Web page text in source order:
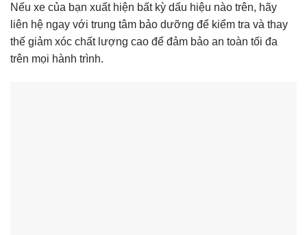
Nếu xe của bạn xuất hiện bất kỳ dấu hiệu nào trên, hãy
liên hệ ngay với trung tâm bảo dưỡng để kiểm tra và thay
thế giảm xóc chất lượng cao để đảm bảo an toàn tối đa
trên mọi hành trình.